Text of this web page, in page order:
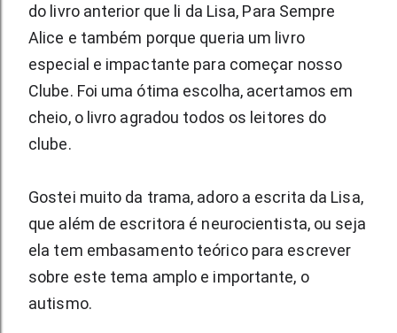
do livro anterior que li da Lisa, Para Sempre
Alice e também porque queria um livro
especial e impactante para começar nosso
Clube. Foi uma ótima escolha, acertamos em
cheio, o livro agradou todos os leitores do
clube.
Gostei muito da trama, adoro a escrita da Lisa,
que além de escritora é neurocientista, ou seja
ela tem embasamento teórico para escrever
sobre este tema amplo e importante, o
autismo.